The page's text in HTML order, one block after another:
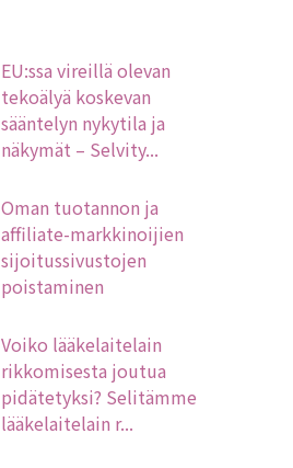
EU:ssa vireillä olevan
tekoälyä koskevan
sääntelyn nykytila ja
näkymät – Selvity...
Oman tuotannon ja
affiliate-markkinoijien
sijoitussivustojen
poistaminen
Voiko lääkelaitelain
rikkomisesta joutua
pidätetyksi? Selitämme
lääkelaitelain r...